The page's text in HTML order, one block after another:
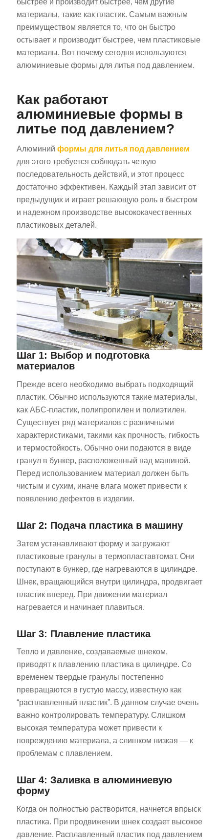
материалы, такие как пластик. Самым важным
преимуществом является то, что он быстро
остывает и производит быстрее, чем пластиковые
материалы. Вот почему сегодня используются
алюминиевые формы для литья под давлением.
Как работают
алюминиевые формы в
литье под давлением?
Алюминий формы для литья под давлением
для этого требуется соблюдать четкую
последовательность действий, и этот процесс
достаточно эффективен. Каждый этап зависит от
предыдущих и играет решающую роль в быстром
и надежном производстве высококачественных
пластиковых деталей.
Шаг 1: Выбор и подготовка
материалов
Прежде всего необходимо выбрать подходящий
пластик. Обычно используются такие материалы,
как АБС-пластик, полипропилен и полиэтилен.
Существует ряд материалов с различными
характеристиками, такими как прочность, гибкость
и термостойкость. Обычно они подаются в виде
гранул в бункер, расположенный над машиной.
Перед использованием материал должен быть
чистым и сухим, иначе влага может привести к
появлению дефектов в изделии.
Шаг 2: Подача пластика в машину
Затем устанавливают форму и загружают
пластиковые гранулы в термопластавтомат. Они
поступают в бункер, где нагреваются в цилиндре.
Шнек, вращающийся внутри цилиндра, продвигает
пластик вперед. При движении материал
нагревается и начинает плавиться.
Шаг 3: Плавление пластика
Тепло и давление, создаваемые шнеком,
приводят к плавлению пластика в цилиндре. Со
временем твердые гранулы постепенно
превращаются в густую массу, известную как
“расплавленный пластик”. В данном случае очень
важно контролировать температуру. Слишком
высокая температура может привести к
повреждению материала, а слишком низкая — к
проблемам с плавлением.
Шаг 4: Заливка в алюминиевую
форму
Когда он полностью растворится, начнется впрыск
пластика. При продвижении шнек создает высокое
давление. Расплавленный пластик под давлением